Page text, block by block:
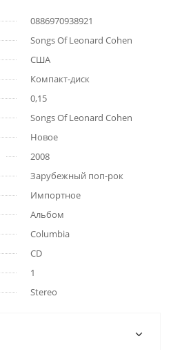
0886970938921
Songs Of Leonard Cohen
США
Компакт-диск
0,15
Songs Of Leonard Cohen
Новое
2008
Зарубежный поп-рок
Импортное
Альбом
Columbia
CD
1
Stereo